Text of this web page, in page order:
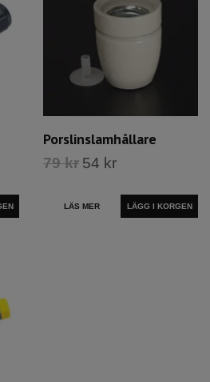
Porslinslamhållare
79 kr 54 kr
LÄS MER LÄGG I KORGEN